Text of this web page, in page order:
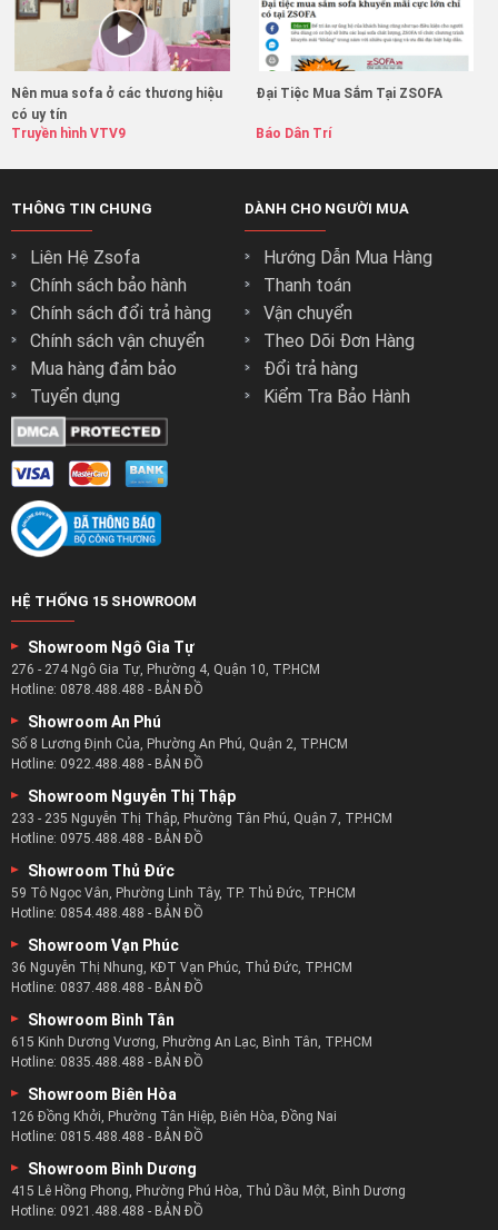
Nên mua sofa ở các thương hiệu
có uy tín
Truyền hình VTV9
Đại Tiệc Mua Sắm Tại ZSOFA
Báo Dân Trí
THÔNG TIN CHUNG
Liên Hệ Zsofa
Chính sách bảo hành
Chính sách đổi trả hàng
Chính sách vận chuyển
Mua hàng đảm bảo
Tuyển dụng
DÀNH CHO NGƯỜI MUA
Hướng Dẫn Mua Hàng
Thanh toán
Vận chuyển
Theo Dõi Đơn Hàng
Đổi trả hàng
Kiểm Tra Bảo Hành
HỆ THỐNG 15 SHOWROOM
Showroom Ngô Gia Tự
276 - 274 Ngô Gia Tự, Phường 4, Quận 10, TP.HCM
Hotline: 0878.488.488 - BẢN ĐỒ
Showroom An Phú
Số 8 Lương Định Của, Phường An Phú, Quận 2, TP.HCM
Hotline: 0922.488.488 - BẢN ĐỒ
Showroom Nguyễn Thị Thập
233 - 235 Nguyễn Thị Thập, Phường Tân Phú, Quận 7, TP.HCM
Hotline: 0975.488.488 - BẢN ĐỒ
Showroom Thủ Đức
59 Tô Ngọc Vân, Phường Linh Tây, TP. Thủ Đức, TP.HCM
Hotline: 0854.488.488 - BẢN ĐỒ
Showroom Vạn Phúc
36 Nguyễn Thị Nhung, KĐT Vạn Phúc, Thủ Đức, TP.HCM
Hotline: 0837.488.488 - BẢN ĐỒ
Showroom Bình Tân
615 Kinh Dương Vương, Phường An Lạc, Bình Tân, TP.HCM
Hotline: 0835.488.488 - BẢN ĐỒ
Showroom Biên Hòa
126 Đồng Khởi, Phường Tân Hiệp, Biên Hòa, Đồng Nai
Hotline: 0815.488.488 - BẢN ĐỒ
Showroom Bình Dương
415 Lê Hồng Phong, Phường Phú Hòa, Thủ Dầu Một, Bình Dương
Hotline: 0921.488.488 - BẢN ĐỒ